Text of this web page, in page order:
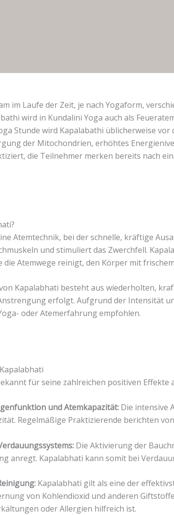
im Laufe der Zeit, je nach Yogaform,
wird in Kundalini Yoga auch als
Stunde wird Kapalabathi üblicherweise
der Mitochondrien, erhöhtes
die Teilnehmer merken bereits nach
Atemtechnik, bei der schnelle, kräftige
und stimuliert das Zwerchfell.
die Atemwege reinigt, den Körper mit
Kapalabhati besteht aus wiederholten,
erfolgt. Aufgrund der Intensität
oder Atemerfahrung empfohlen.
für seine zahlreichen positiven Effekte
und Atemkapazität: Die intensive
Regelmäßige Praktizierende berichten
Die Aktivierung der
anregt. Kapalabhati kann somit bei
Kapalabhati gilt als eine der
von Kohlendioxid und anderen
oder Allergien hilfreich ist.